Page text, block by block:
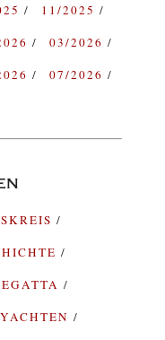
11/2025
03/2026
07/2026
YACHTEN